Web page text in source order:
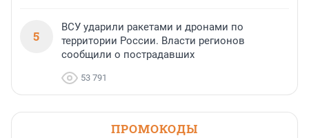
5
ВСУ ударили ракетами и дронами по
территории России. Власти регионов
сообщили о пострадавших
53 791
ПРОМОКОДЫ